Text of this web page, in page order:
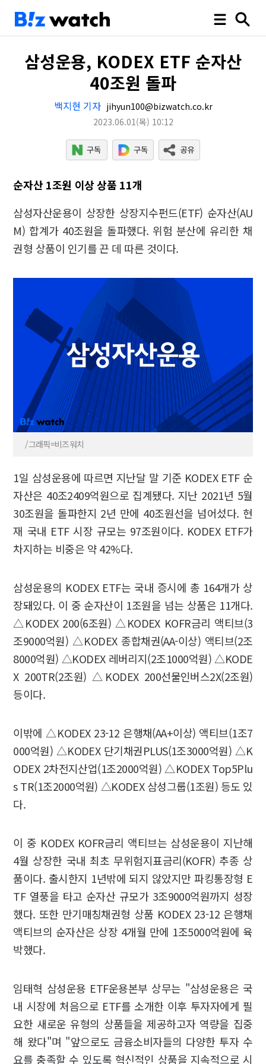
삼성운용, KODEX ETF 순자산
40조원 돌파
백지현 기자 jihyun100@bizwatch.co.kr
2023.06.01(목) 10:12
순자산 1조원 이상 상품 11개
삼성자산운용이 상장한 상장지수펀드(ETF) 순자산(AU
M) 합계가 40조원을 돌파했다. 위험 분산에 유리한 채
권형 상품이 인기를 끈 데 따른 것이다.
/그래픽=비즈워치
1일 삼성운용에 따르면 지난달 말 기준 KODEX ETF 순
자산은 40조2409억원으로 집계됐다. 지난 2021년 5월
30조원을 돌파한지 2년 만에 40조원선을 넘어섰다. 현
재 국내 ETF 시장 규모는 97조원이다. KODEX ETF가
차지하는 비중은 약 42%다.
삼성운용의 KODEX ETF는 국내 증시에 총 164개가 상
장돼있다. 이 중 순자산이 1조원을 넘는 상품은 11개다.
△KODEX 200(6조원) △KODEX KOFR금리 액티브(3
조9000억원) △KODEX 종합채권(AA-이상) 액티브(2조
8000억원) △KODEX 레버리지(2조1000억원) △KODE
X 200TR(2조원) △KODEX 200선물인버스2X(2조원)
등이다.
이밖에 △KODEX 23-12 은행채(AA+이상) 액티브(1조7
000억원) △KODEX 단기채권PLUS(1조3000억원) △K
ODEX 2차전지산업(1조2000억원) △KODEX Top5Plu
s TR(1조2000억원) △KODEX 삼성그룹(1조원) 등도 있
다.
이 중 KODEX KOFR금리 액티브는 삼성운용이 지난해
4월 상장한 국내 최초 무위험지표금리(KOFR) 추종 상
품이다. 출시한지 1년밖에 되지 않았지만 파킹통장형 E
TF 열풍을 타고 순자산 규모가 3조9000억원까지 성장
했다. 또한 만기매칭채권형 상품 KODEX 23-12 은행채
액티브의 순자산은 상장 4개월 만에 1조5000억원에 육
박했다.
임태혁 삼성운용 ETF운용본부 상무는 "삼성운용은 국
내 시장에 처음으로 ETF를 소개한 이후 투자자에게 필
요한 새로운 유형의 상품들을 제공하고자 역량을 집중
해 왔다"며 "앞으로도 금융소비자들의 다양한 투자 수
요를 충족할 수 있도록 혁신적인 상품을 지속적으로 시